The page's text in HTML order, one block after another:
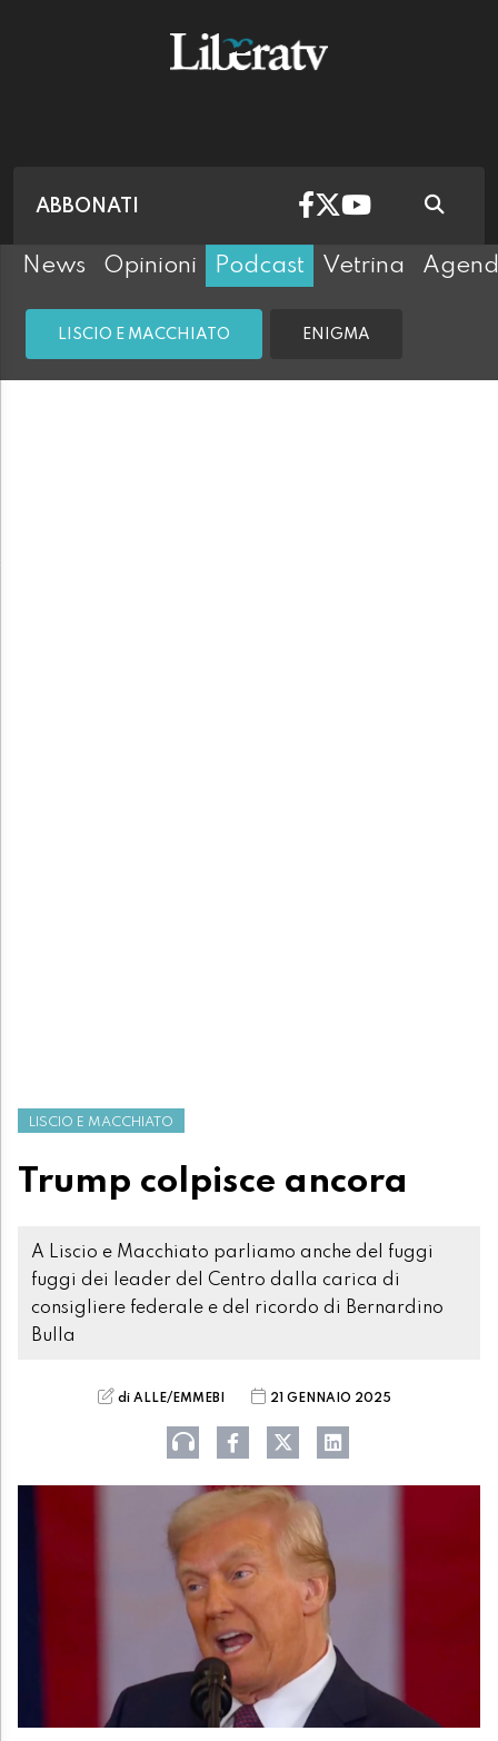
ABBONATI
News Opinioni Podcast Vetrina
LISCIO E MACCHIATO ENIGMA
LISCIO E MACCHIATO
Trump colpisce ancora
A Liscio e Macchiato parliamo anche del fuggi
fuggi dei leader del Centro dalla carica di
consigliere federale e del ricordo di Bernardino
Bulla
di ALLE/EMMEBI 21 GENNAIO 2025